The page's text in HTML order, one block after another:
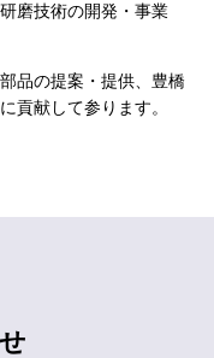
磨技術の開発・事業
品の提案・提供、豊橋
貢献して参ります。